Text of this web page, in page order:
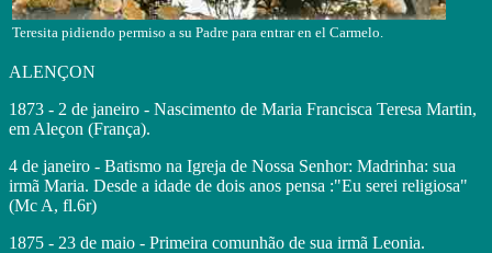
Teresita pidiendo permiso a su Padre para entrar en el Carmelo.
ALENÇON
1873 - 2 de janeiro - Nascimento de Maria Francisca Teresa Martin,
em Aleçon (França).
4 de janeiro - Batismo na Igreja de Nossa Senhor: Madrinha: sua
irmã Maria. Desde a idade de dois anos pensa :"Eu serei religiosa"
(Mc A, fl.6r)
1875 - 23 de maio - Primeira comunhão de sua irmã Leonia.